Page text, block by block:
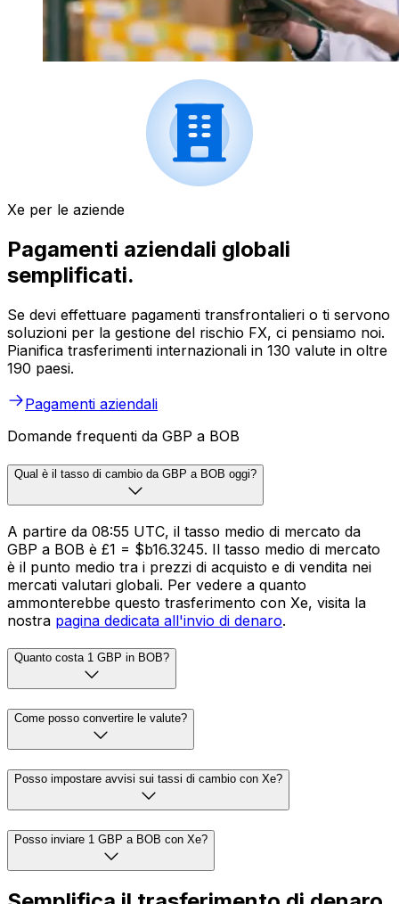
Xe per le aziende
Pagamenti aziendali globali
semplificati.
Se devi effettuare pagamenti transfrontalieri o ti servono
soluzioni per la gestione del rischio FX, ci pensiamo noi.
Pianifica trasferimenti internazionali in 130 valute in oltre
190 paesi.
Pagamenti aziendali
Domande frequenti da GBP a BOB
Qual è il tasso di cambio da GBP a BOB oggi?
A partire da 08:55 UTC, il tasso medio di mercato da
GBP a BOB è £1 = $b16.3245. Il tasso medio di mercato
è il punto medio tra i prezzi di acquisto e di vendita nei
mercati valutari globali. Per vedere a quanto
ammonterebbe questo trasferimento con Xe, visita la
nostra pagina dedicata all'invio di denaro.
Quanto costa 1 GBP in BOB?
Come posso convertire le valute?
Posso impostare avvisi sui tassi di cambio con Xe?
Posso inviare 1 GBP a BOB con Xe?